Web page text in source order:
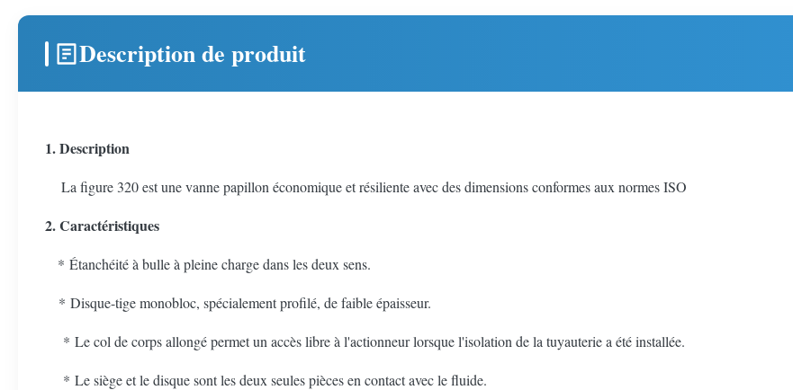
Description de produit
1. Description
La figure 320 est une vanne papillon économique et résiliente avec des dimensions conformes aux normes ISO
2. Caractéristiques
* Étanchéité à bulle à pleine charge dans les deux sens.
* Disque-tige monobloc, spécialement profilé, de faible épaisseur.
* Le col de corps allongé permet un accès libre à l'actionneur lorsque l'isolation de la tuyauterie a été installée.
* Le siège et le disque sont les deux seules pièces en contact avec le fluide.